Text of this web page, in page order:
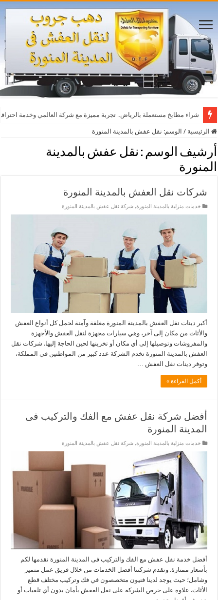
شراء مطابخ مستعملة بالرياض.. تجربة مميزة مع شركة العالمي وخدمة
أفضل مواقع مشاهدة مباريات اليوم بث مباشر بدون تقطيع
الرئيسية / الوسم: نقل عفش بالمدينة المنورة
أرشيف الوسم : نقل عفش بالمدينة
المنورة
شركات نقل العفش بالمدينة المنورة
خدمات منزلية بالمدينة المنورة,شركة نقل عفش بالمدينة المنورة
أكبر دينات نقل العفش بالمدينة المنورة مغلقة وآمنة لحمل كل أنواع العفش
والأثاث من مكان إلى آخر، وهي سيارات مجهزة لنقل العفش والأجهزة
والمفروشات وتوصيلها إلى أي مكان أو تخزينها لحين الحاجة إليها. شركات نقل
العفش بالمدينة المنورة تخدم الشركة عدد كبير من المواطنين في المملكة،
وتوفر دينات نقل العفش …
أكمل القراءة »
أفضل شركة نقل عفش مع الفك والتركيب فى
المدينة المنورة
خدمات منزلية بالمدينة المنورة,شركة نقل عفش بالمدينة المنورة
أفضل خدمة نقل عفش مع الفك والتركيب فى المدينة المنورة نقدمها لكم
بأسعار ممتازة. وتقدم شركتنا أفضل الخدمات من خلال فريق عمل متميز
وشامل؛ حيث يوجد لدينا فنيون متخصصون في فك وتركيب مختلف قطع
الأثاث. علاوة على حرص الشركة على نقل العفش بأمان بدون أي تلفيات أو